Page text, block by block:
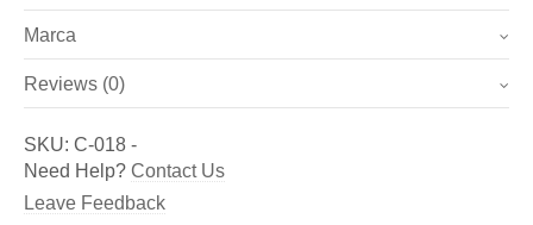
Weight
Dimensions 37 × 47 cm
Marca
Marca
Bronzeder
Fundicion de Figuras de bronce y esculturas, así como
de Aldabas y Pomos de bronce para puertas exteriores
Reviews (0)
Be the first to review “Cuadro nº 1”
You must belogged in
SKU: C-018 -
Need Help? Contact Us
Leave Feedback